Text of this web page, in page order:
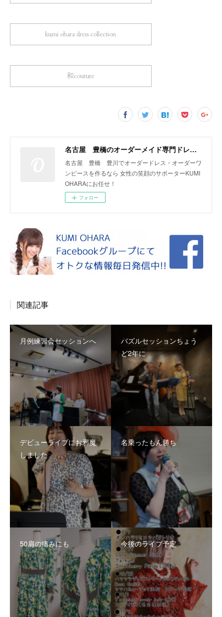
kumi ohara dress collection
和couture
名古屋 豊橋のオーダーメイド専門ドレスデザイナー KUMI OHARA
名古屋 豊橋 豊川でオーダードレス・オーダーワ
ンピースを作るなら 女性の笑顔のサポーターKUMI
OHARAにお任せ！
フォロー
関連記事
月例練習会セッションへ
バズルセッションちょう
ど2年に
デビューライブにお邪魔
しました
名乗ったもん勝ち
50肩の痛みにも 今後のライブ予定